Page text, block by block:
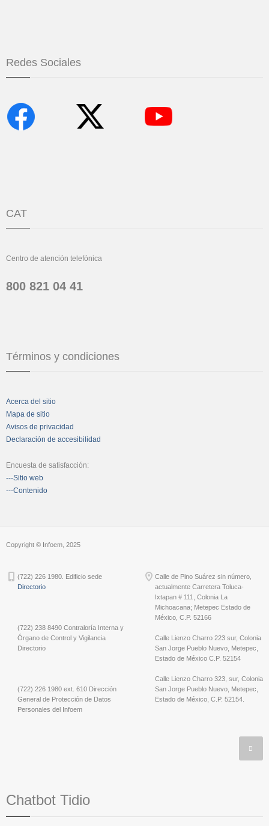
Redes Sociales
CAT
Centro de atención telefónica
800 821 04 41
Términos y condiciones
Acerca del sitio
Mapa de sitio
Avisos de privacidad
Declaración de accesibilidad
Encuesta de satisfacción:
---Sitio web
---Contenido
Copyright © Infoem, 2025
(722) 226 1980. Edificio sede
Directorio
(722) 238 8490 Contraloría Interna y
Órgano de Control y Vigilancia
Directorio
(722) 226 1980 ext. 610 Dirección
General de Protección de Datos
Personales del Infoem
Calle de Pino Suárez sin número,
actualmente Carretera Toluca-
Ixtapan # 111, Colonia La
Michoacana; Metepec Estado de
México, C.P. 52166
Calle Lienzo Charro 223 sur, Colonia
San Jorge Pueblo Nuevo, Metepec,
Estado de México C.P. 52154
Calle Lienzo Charro 323, sur, Colonia
San Jorge Pueblo Nuevo, Metepec,
Estado de México, C.P. 52154.
Chatbot Tidio